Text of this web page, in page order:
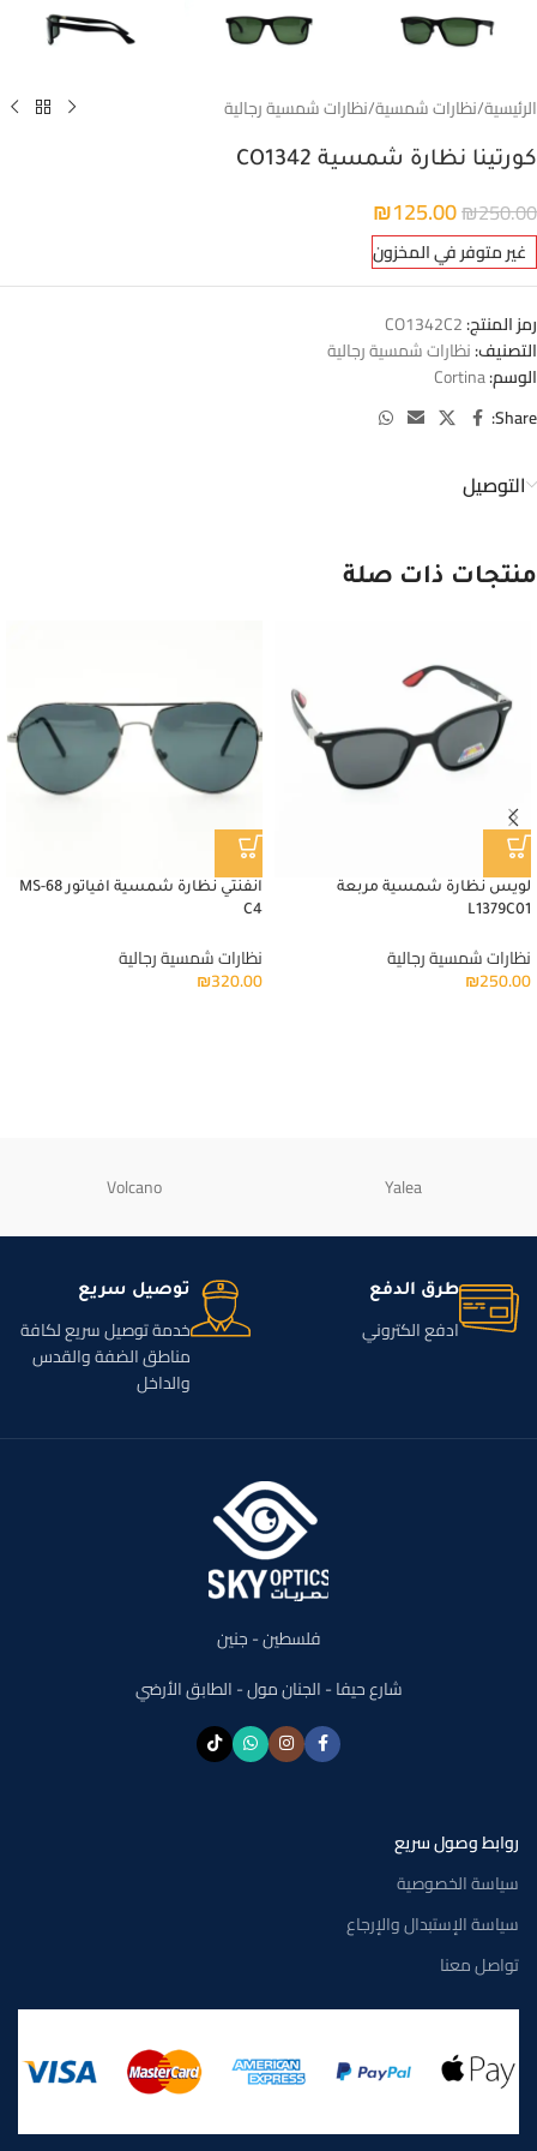
الرئيسية/نظارات شمسية/نظارات شمسية رجالية
كورتينا نظارة شمسية CO1342
₪250.00
₪125.00
غير متوفر في المخزون
رمز المنتج:CO1342C2
التصنيف:نظارات شمسية رجالية
الوسم:Cortina
Share:
التوصيل
منتجات ذات صلة
لويس نظارة شمسية مربعة
L1379C01
نظارات شمسية رجالية
₪250.00
انفنتي نظارة شمسية افياتور MS-68
C4
نظارات شمسية رجالية
₪320.00
Yalea
Volcano
طرق الدفع
ادفع الكتروني
توصيل سريع
خدمة توصيل سريع لكافة
مناطق الضفة والقدس
والداخل
فلسطين - جنين
شارع حيفا - الجنان مول - الطابق الأرضي
روابط وصول سريع
سياسة الخصوصية
سياسة الإستبدال والإرجاع
تواصل معنا